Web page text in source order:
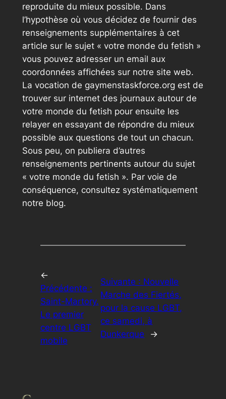
reproduite du mieux possible. Dans
l’hypothèse où vous décidez de fournir des
renseignements supplémentaires à cet
article sur le sujet « votre monde du fetish »
vous pouvez adresser un email aux
coordonnées affichées sur notre site web.
La vocation de gaymenstaskforce.org est de
trouver sur internet des journaux autour de
votre monde du fetish pour ensuite les
relayer en essayant de répondre du mieux
possible aux questions de tout un chacun.
Sous peu, on publiera d’autres
renseignements pertinents autour du sujet
« votre monde du fetish ». Par voie de
conséquence, consultez systématiquement
notre blog.
←
Précédente :
Saint-Martory.
Le premier
centre LGBT
mobile
Suivante : Nouvelle
Marche des Fiertés,
pour la cause LGBT,
ce samedi, à
Dunkerque
→